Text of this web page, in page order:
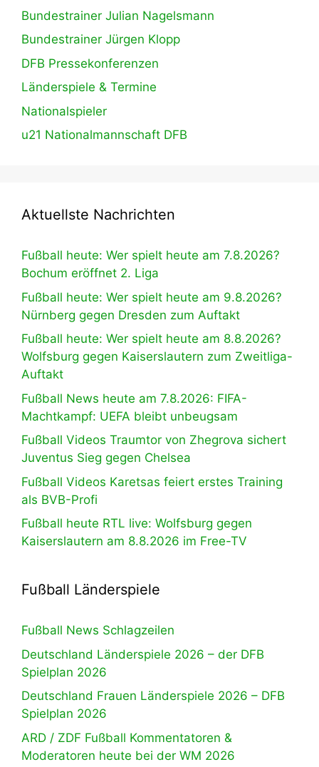
Bundestrainer Julian Nagelsmann
Bundestrainer Jürgen Klopp
DFB Pressekonferenzen
Länderspiele & Termine
Nationalspieler
u21 Nationalmannschaft DFB
Aktuellste Nachrichten
Fußball heute: Wer spielt heute am 7.8.2026?
Bochum eröffnet 2. Liga
Fußball heute: Wer spielt heute am 9.8.2026?
Nürnberg gegen Dresden zum Auftakt
Fußball heute: Wer spielt heute am 8.8.2026?
Wolfsburg gegen Kaiserslautern zum Zweitliga-
Auftakt
Fußball News heute am 7.8.2026: FIFA-
Machtkampf: UEFA bleibt unbeugsam
Fußball Videos Traumtor von Zhegrova sichert
Juventus Sieg gegen Chelsea
Fußball Videos Karetsas feiert erstes Training
als BVB-Profi
Fußball heute RTL live: Wolfsburg gegen
Kaiserslautern am 8.8.2026 im Free-TV
Fußball Länderspiele
Fußball News Schlagzeilen
Deutschland Länderspiele 2026 – der DFB
Spielplan 2026
Deutschland Frauen Länderspiele 2026 – DFB
Spielplan 2026
ARD / ZDF Fußball Kommentatoren &
Moderatoren heute bei der WM 2026